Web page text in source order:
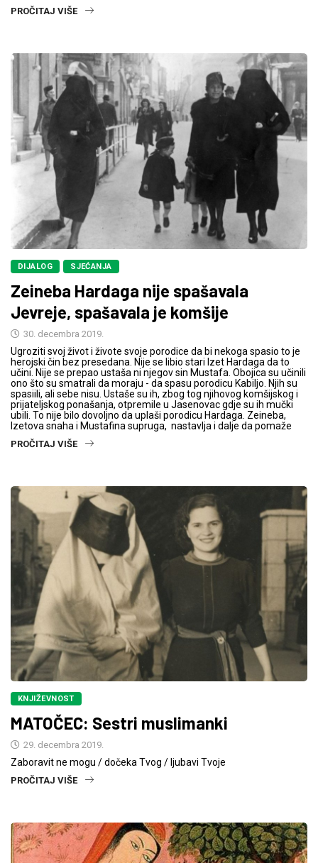
PROČITAJ VIŠE
DIJALOG SJEĆANJA
Zeineba Hardaga nije spašavala
Jevreje, spašavala je komšije
30. decembra 2019.
Ugroziti svoj život i živote svoje porodice da bi nekoga spasio to je
herojski čin bez presedana. Nije se libio stari Izet Hardaga da to
učini. Nije se prepao ustaša ni njegov sin Mustafa. Obojica su učinili
ono što su smatrali da moraju - da spasu porodicu Kabiljo. Njih su
spasiili, ali sebe nisu. Ustaše su ih, zbog tog njihovog komšijskog i
prijateljskog ponašanja, otpremile u Jasenovac gdje su ih mučki
ubili. To nije bilo dovoljno da uplaši porodicu Hardaga. Zeineba,
Izetova snaha i Mustafina supruga, nastavlja i dalje da pomaže
PROČITAJ VIŠE
KNJIŽEVNOST
MATOČEC: Sestri muslimanki
29. decembra 2019.
Zaboravit ne mogu / dočeka Tvog / ljubavi Tvoje
PROČITAJ VIŠE